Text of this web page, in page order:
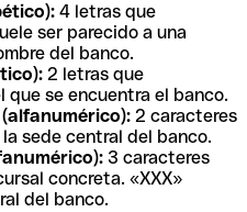
4 letras que
ser parecido a una
del banco.
2 letras que
que se encuentra el banco.
2 caracteres
sede central del banco.
3 caracteres
concreta. «XXX»
del banco.